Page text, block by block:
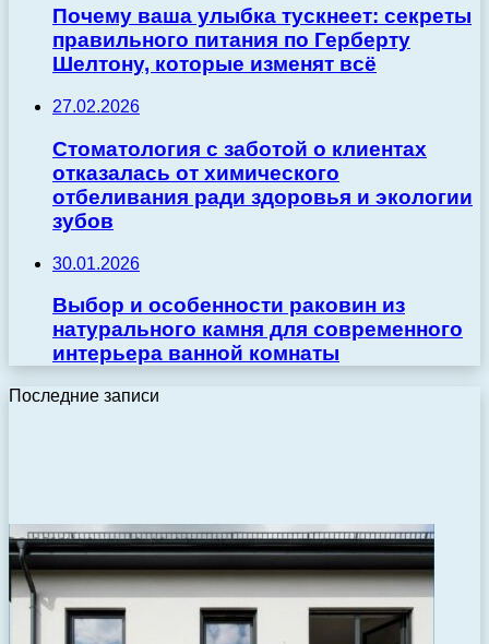
Почему ваша улыбка тускнеет: секреты
правильного питания по Герберту
Шелтону, которые изменят всё
27.02.2026
Стоматология с заботой о клиентах
отказалась от химического
отбеливания ради здоровья и экологии
зубов
30.01.2026
Выбор и особенности раковин из
натурального камня для современного
интерьера ванной комнаты
Последние записи